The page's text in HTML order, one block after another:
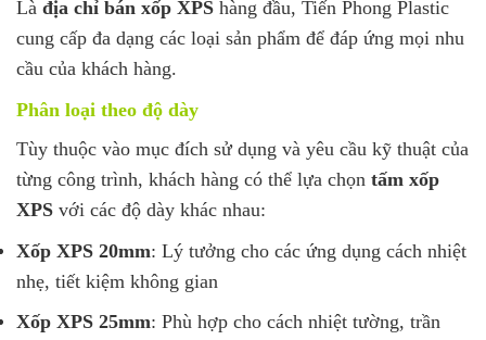
Là địa chỉ bán xốp XPS hàng đầu, Tiến Phong Plastic
cung cấp đa dạng các loại sản phẩm để đáp ứng mọi nhu
cầu của khách hàng.
Phân loại theo độ dày
Tùy thuộc vào mục đích sử dụng và yêu cầu kỹ thuật của
từng công trình, khách hàng có thể lựa chọn tấm xốp
XPS với các độ dày khác nhau:
Xốp XPS 20mm: Lý tưởng cho các ứng dụng cách nhiệt
nhẹ, tiết kiệm không gian
Xốp XPS 25mm: Phù hợp cho cách nhiệt tường, trần